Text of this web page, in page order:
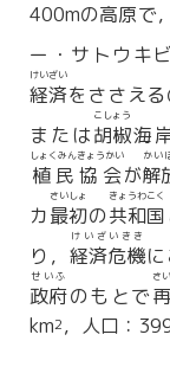
400mの高原で
ー・サトウキ
経済
けいざい
をささえ
または胡椒
こしょう
海
植民協会
しょくみんきょうかい
が解
かい
カ最初
さいしょ
の共和国
きょうわこく
り， 経済危機
けいざいきき
政府
せいふ
のもとで
さ
km2，人口：399